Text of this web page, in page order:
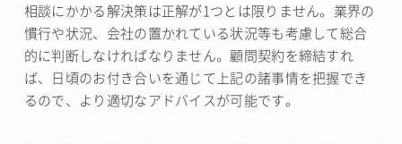
相談にかかる解決策は正解が1つとは限りません。業界の
慣行や状況、会社の置かれている状況等も考慮して総合
的に判断しなければなりません。顧問契約を締結すれ
ば、日頃のお付き合いを通じて上記の諸事情を把握でき
るので、より適切なアドバイスが可能です。